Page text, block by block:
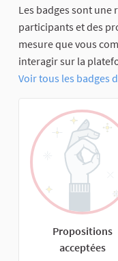
Les badges sont une
participants et des
mesure que vous
interagir sur la
Voir tous les badges
Propositions
acceptées